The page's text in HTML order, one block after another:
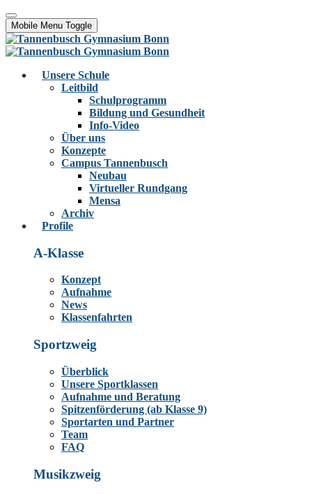
Mobile Menu Toggle
Unsere Schule
Leitbild
Schulprogramm
Bildung und Gesundheit
Info-Video
Über uns
Konzepte
Campus Tannenbusch
Neubau
Virtueller Rundgang
Mensa
Archiv
Profile
A-Klasse
Konzept
Aufnahme
News
Klassenfahrten
Sportzweig
Überblick
Unsere Sportklassen
Aufnahme und Beratung
Spitzenförderung (ab Klasse 9)
Sportarten und Partner
Team
FAQ
Musikzweig